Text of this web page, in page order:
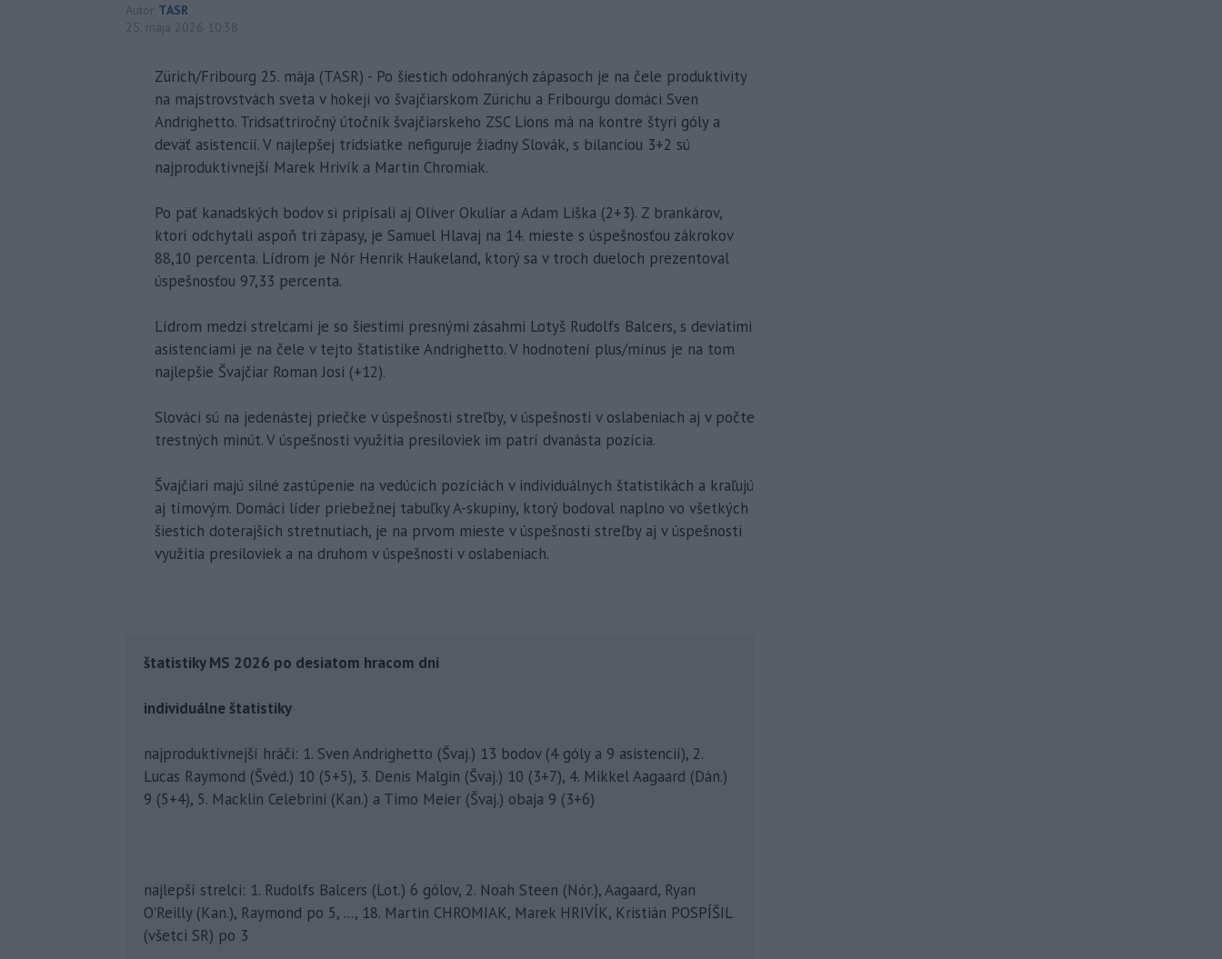
Autor TASR
25. mája 2026 10:38
Zürich/Fribourg 25. mája (TASR) - Po šiestich odohraných zápasoch je na čele produktivity
na majstrovstvách sveta v hokeji vo švajčiarskom Zürichu a Fribourgu domáci Sven
Andrighetto. Tridsaťtriročný útočník švajčiarskeho ZSC Lions má na kontre štyri góly a
deväť asistencií. V najlepšej tridsiatke nefiguruje žiadny Slovák, s bilanciou 3+2 sú
najproduktívnejší Marek Hrivík a Martin Chromiak.
Po päť kanadských bodov si pripísali aj Oliver Okuliar a Adam Liška (2+3). Z brankárov,
ktorí odchytali aspoň tri zápasy, je Samuel Hlavaj na 14. mieste s úspešnosťou zákrokov
88,10 percenta. Lídrom je Nór Henrik Haukeland, ktorý sa v troch dueloch prezentoval
úspešnosťou 97,33 percenta.
Lídrom medzi strelcami je so šiestimi presnými zásahmi Lotyš Rudolfs Balcers, s deviatimi
asistenciami je na čele v tejto štatistike Andrighetto. V hodnotení plus/mínus je na tom
najlepšie Švajčiar Roman Josi (+12).
Slováci sú na jedenástej priečke v úspešnosti streľby, v úspešnosti v oslabeniach aj v počte
trestných minút. V úspešnosti využitia presiloviek im patrí dvanásta pozícia.
Švajčiari majú silné zastúpenie na vedúcich pozíciách v individuálnych štatistikách a kraľujú
aj tímovým. Domáci líder priebežnej tabuľky A-skupiny, ktorý bodoval naplno vo všetkých
šiestich doterajších stretnutiach, je na prvom mieste v úspešnosti streľby aj v úspešnosti
využitia presiloviek a na druhom v úspešnosti v oslabeniach.
štatistiky MS 2026 po desiatom hracom dni
individuálne štatistiky
najproduktívnejší hráči: 1. Sven Andrighetto (Švaj.) 13 bodov (4 góly a 9 asistencií), 2.
Lucas Raymond (Švéd.) 10 (5+5), 3. Denis Malgin (Švaj.) 10 (3+7), 4. Mikkel Aagaard (Dán.)
9 (5+4), 5. Macklin Celebrini (Kan.) a Timo Meier (Švaj.) obaja 9 (3+6)
najlepší strelci: 1. Rudolfs Balcers (Lot.) 6 gólov, 2. Noah Steen (Nór.), Aagaard, Ryan
O'Reilly (Kan.), Raymond po 5, ..., 18. Martin CHROMIAK, Marek HRIVÍK, Kristián POSPÍŠIL
(všetci SR) po 3